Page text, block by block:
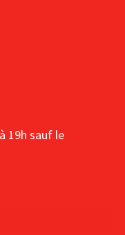
19h sauf le